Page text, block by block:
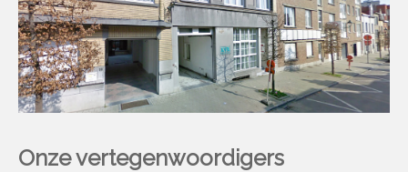
Onze vertegenwoordigers